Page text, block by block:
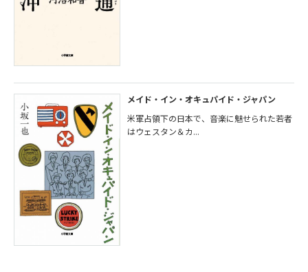
メイド・イン・オキュパイド・ジャパン
米軍占領下の日本で、音楽に魅せられた若者
はウェスタン＆カ...